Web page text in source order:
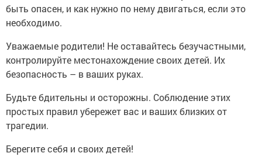
быть опасен, и как нужно по нему двигаться, если это
необходимо.
Уважаемые родители! Не оставайтесь безучастными,
контролируйте местонахождение своих детей. Их
безопасность – в ваших руках.
Будьте бдительны и осторожны. Соблюдение этих
простых правил убережет вас и ваших близких от
трагедии.
Берегите себя и своих детей!